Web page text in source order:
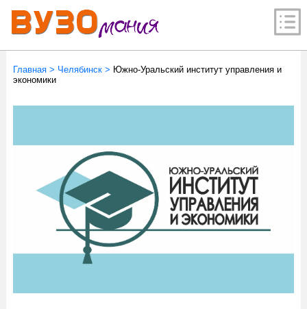
Главная> Челябинск> Южно-Уральский институт управления и
экономики